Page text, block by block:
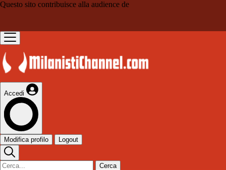
Questo sito contribuisce alla audience de
Accedi
Modifica profilo Logout
Cerca